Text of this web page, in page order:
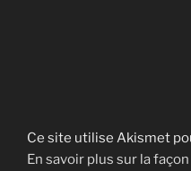
Ce site utilise Akismet
En savoir plus sur la